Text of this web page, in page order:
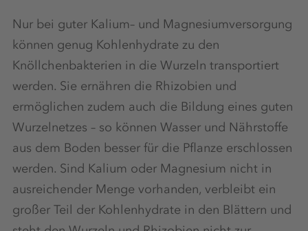
Nur bei guter Kalium– und Magnesiumversorgung
können genug Kohlenhydrate zu den
Knöllchenbakterien in die Wurzeln transportiert
werden. Sie ernähren die Rhizobien und
ermöglichen zudem auch die Bildung eines guten
Wurzelnetzes – so können Wasser und Nährstoffe
aus dem Boden besser für die Pflanze erschlossen
werden. Sind Kalium oder Magnesium nicht in
ausreichender Menge vorhanden, verbleibt ein
großer Teil der Kohlenhydrate in den Blättern und